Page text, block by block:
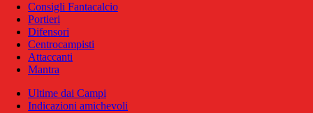
Consigli Fantacalcio
Portieri
Difensori
Centrocampisti
Attaccanti
Mantra
Ultime dai Campi
Indicazioni amichevoli